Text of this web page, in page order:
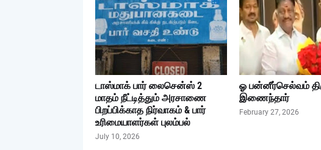
டாஸ்மாக் பார் லைசென்ஸ் 2
மாதம் நீட்டித்தும் அரசாணை
பிறப்பிக்காத நிர்வாகம் & பார்
உரிமையாளர்கள் புலம்பல்
July 10, 2026
ஓ பன்னீர்செல்வம்
இணைந்தார்
February 27, 2026